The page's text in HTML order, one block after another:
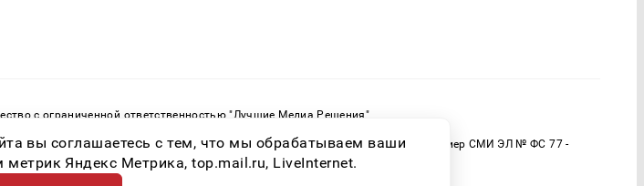
с ограниченной ответственностью "Лучшие Медиа Решения"
технологий и массовых коммуникаций (Роскомнадзор) Регистрационный номер СМИ ЭЛ № ФС 77 -
от 21.01.2022
вы соглашаетесь с тем, что мы обрабатываем ваши
Яндекс Метрика, top.mail.ru, LiveInternet.